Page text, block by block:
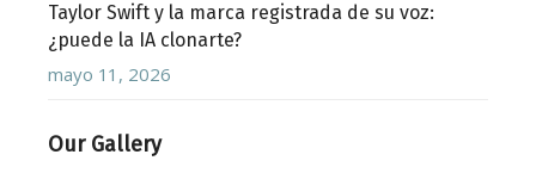
Taylor Swift y la marca registrada de su voz:
¿puede la IA clonarte?
mayo 11, 2026
Our Gallery